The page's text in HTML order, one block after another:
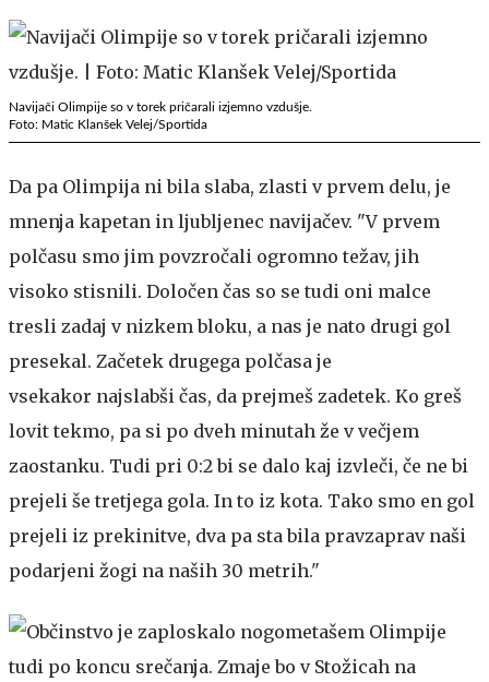
Navijači Olimpije so v torek pričarali izjemno vzdušje.
Foto: Matic Klanšek Velej/Sportida
Da pa Olimpija ni bila slaba, zlasti v prvem delu, je
mnenja kapetan in ljubljenec navijačev. "V prvem
polčasu smo jim povzročali ogromno težav, jih
visoko stisnili. Določen čas so se tudi oni malce
tresli zadaj v nizkem bloku, a nas je nato drugi gol
presekal. Začetek drugega polčasa je
vsekakor najslabši čas, da prejmeš zadetek. Ko greš
lovit tekmo, pa si po dveh minutah že v večjem
zaostanku. Tudi pri 0:2 bi se dalo kaj izvleči, če ne bi
prejeli še tretjega gola. In to iz kota. Tako smo en gol
prejeli iz prekinitve, dva pa sta bila pravzaprav naši
podarjeni žogi na naših 30 metrih."